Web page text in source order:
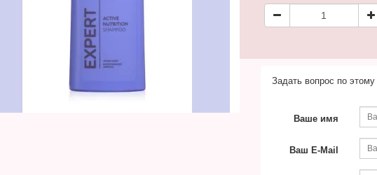
Задать вопрос по этому
Ваше имя
Ваш E-Mail